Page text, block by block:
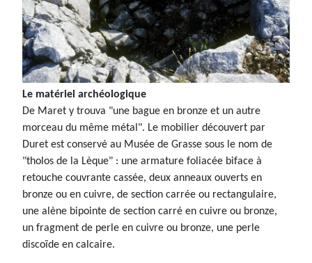
Le matériel archéologique
De Maret y trouva "une bague en bronze et un autre
morceau du même métal". Le mobilier découvert par
Duret est conservé au Musée de Grasse sous le nom de
"tholos de la Lèque" : une armature foliacée biface à
retouche couvrante cassée, deux anneaux ouverts en
bronze ou en cuivre, de section carrée ou rectangulaire,
une alène bipointe de section carré en cuivre ou bronze,
un fragment de perle en cuivre ou bronze, une perle
discoïde en calcaire.